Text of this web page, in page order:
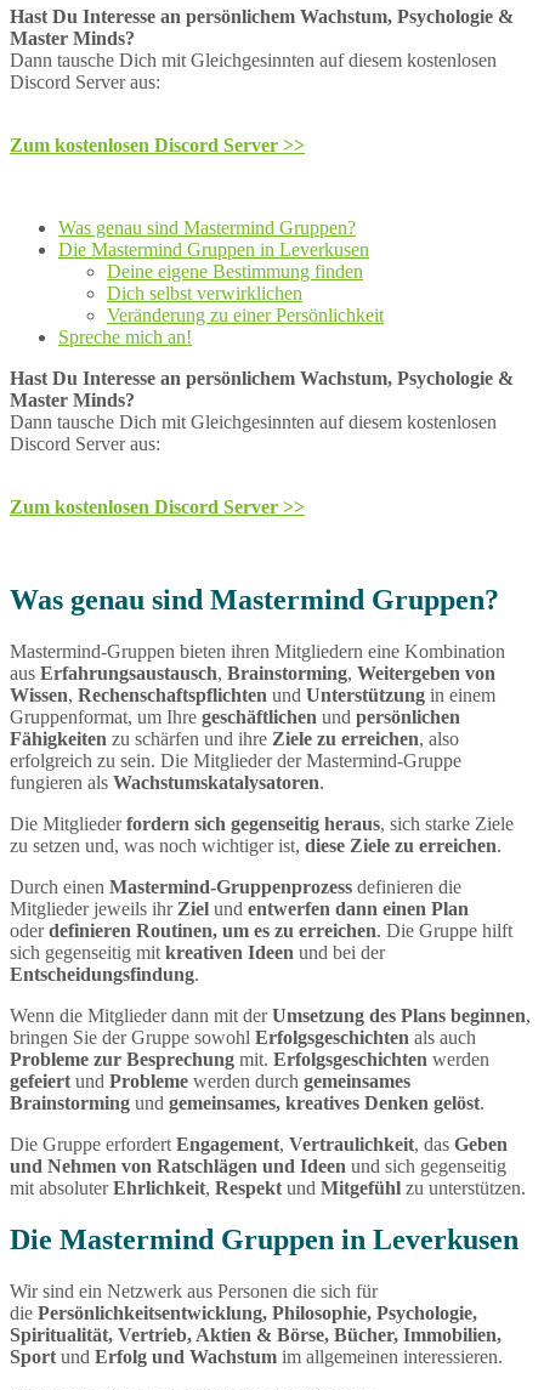
Hast Du Interesse an persönlichem Wachstum, Psychologie &
Master Minds?
Dann tausche Dich mit Gleichgesinnten auf diesem kostenlosen
Discord Server aus:
Zum kostenlosen Discord Server >>
Was genau sind Mastermind Gruppen?
Die Mastermind Gruppen in Leverkusen
Deine eigene Bestimmung finden
Dich selbst verwirklichen
Veränderung zu einer Persönlichkeit
Spreche mich an!
Hast Du Interesse an persönlichem Wachstum, Psychologie &
Master Minds?
Dann tausche Dich mit Gleichgesinnten auf diesem kostenlosen
Discord Server aus:
Zum kostenlosen Discord Server >>
Was genau sind Mastermind Gruppen?
Mastermind-Gruppen bieten ihren Mitgliedern eine Kombination
aus Erfahrungsaustausch, Brainstorming, Weitergeben von
Wissen, Rechenschaftspflichten und Unterstützung in einem
Gruppenformat, um Ihre geschäftlichen und persönlichen
Fähigkeiten zu schärfen und ihre Ziele zu erreichen, also
erfolgreich zu sein. Die Mitglieder der Mastermind-Gruppe
fungieren als Wachstumskatalysatoren.
Die Mitgliederfordern sich gegenseitig heraus, sich starke Ziele
zu setzen und, was noch wichtiger ist, diese Ziele zu erreichen.
Durch einen Mastermind-Gruppenprozess definieren die
Mitglieder jeweils ihr Ziel und entwerfen dann einen Plan
oderdefinieren Routinen, um es zu erreichen. Die Gruppe hilft
sich gegenseitig mit kreativen Ideen und bei der
Entscheidungsfindung.
Wenn die Mitglieder dann mit derUmsetzung des Plans beginnen,
bringen Sie der Gruppe sowohl Erfolgsgeschichten als auch
Probleme zur Besprechung mit. Erfolgsgeschichten werden
gefeiert und Probleme werden durch gemeinsames
Brainstorming und gemeinsames, kreatives Denken gelöst.
Die Gruppe erfordert Engagement, Vertraulichkeit, das Geben
und Nehmen von Ratschlägen und Ideen und sich gegenseitig
mit absoluterEhrlichkeit, Respekt und Mitgefühl zu unterstützen.
Die Mastermind Gruppen in Leverkusen
Wir sind ein Netzwerk aus Personen die sich für
die Persönlichkeitsentwicklung, Philosophie, Psychologie,
Spiritualität, Vertrieb, Aktien & Börse, Bücher, Immobilien,
Sport und Erfolg und Wachstum im allgemeinen interessieren.